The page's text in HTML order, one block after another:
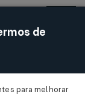
Acessar
de
para melhorar